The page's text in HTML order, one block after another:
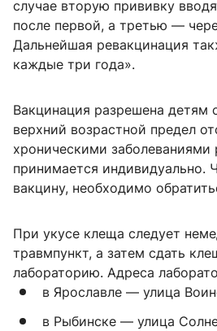
случае вторую прививку
после первой, а третью —
Дальнейшая ревакцинация
каждые три года».
Вакцинация разрешена детям
верхний возрастной предел
хроническими
принимается индивидуально.
вакцину, необходимо
При укусе клеща следует
травмпункт, а затем сдать
лабораторию. Адреса
в Ярославле — улица
в Рыбинске — улица